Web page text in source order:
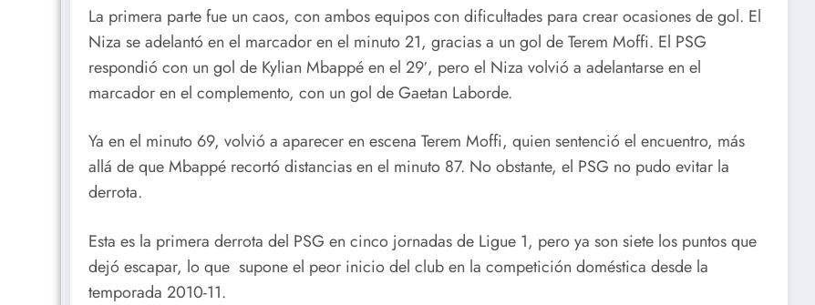
La primera parte fue un caos, con ambos equipos con dificultades para crear ocasiones de gol. El
Niza se adelantó en el marcador en el minuto 21, gracias a un gol de Terem Moffi. El PSG
respondió con un gol de Kylian Mbappé en el 29′, pero el Niza volvió a adelantarse en el
marcador en el complemento, con un gol de Gaetan Laborde.
Ya en el minuto 69, volvió a aparecer en escena Terem Moffi, quien sentenció el encuentro, más
allá de que Mbappé recortó distancias en el minuto 87. No obstante, el PSG no pudo evitar la
derrota.
Esta es la primera derrota del PSG en cinco jornadas de Ligue 1, pero ya son siete los puntos que
dejó escapar, lo que supone el peor inicio del club en la competición doméstica desde la
temporada 2010-11.